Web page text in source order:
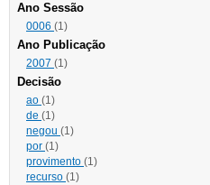
Ano Sessão
0006 (1)
Ano Publicação
2007 (1)
Decisão
ao (1)
de (1)
negou (1)
por (1)
provimento (1)
recurso (1)